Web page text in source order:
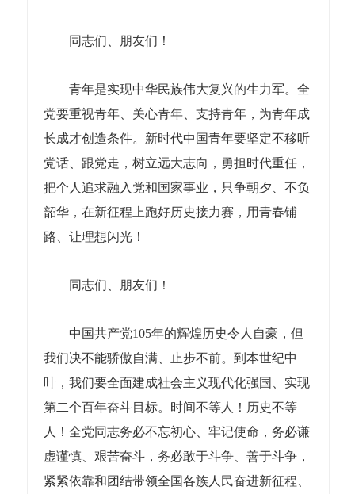
同志们、朋友们！
青年是实现中华民族伟大复兴的生力军。全
党要重视青年、关心青年、支持青年，为青年成
长成才创造条件。新时代中国青年要坚定不移听
党话、跟党走，树立远大志向，勇担时代重任，
把个人追求融入党和国家事业，只争朝夕、不负
韶华，在新征程上跑好历史接力赛，用青春铺
路、让理想闪光！
同志们、朋友们！
中国共产党105年的辉煌历史令人自豪，但
我们决不能骄傲自满、止步不前。到本世纪中
叶，我们要全面建成社会主义现代化强国、实现
第二个百年奋斗目标。时间不等人！历史不等
人！全党同志务必不忘初心、牢记使命，务必谦
虚谨慎、艰苦奋斗，务必敢于斗争、善于斗争，
紧紧依靠和团结带领全国各族人民奋进新征程、